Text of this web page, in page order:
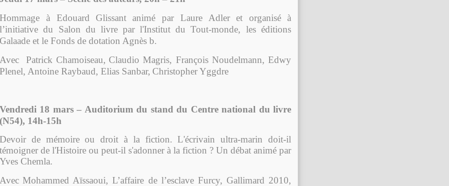
Hommage à Edouard Glissant animé par Laure Adler et organisé à
l’initiative du Salon du livre par l'Institut du Tout-monde, les éditions
Galaade et le Fonds de dotation Agnès b.
Avec Patrick Chamoiseau, Claudio Magris, François Noudelmann, Edwy
Plenel, Antoine Raybaud, Elias Sanbar, Christopher Yggdre
Vendredi 18 mars – Auditorium du stand du Centre national du livre
(N54), 14h-15h
Devoir de mémoire ou droit à la fiction. L'écrivain ultra-marin doit-il
témoigner de l'Histoire ou peut-il s'adonner à la fiction ? Un débat animé par
Yves Chemla.
Avec Mohammed Aïssaoui, L’affaire de l’esclave Furcy, Gallimard 2010,